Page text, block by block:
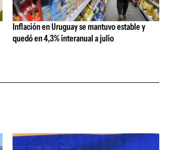
Inflación en Uruguay se mantuvo estable y
quedó en 4,3% interanual a julio